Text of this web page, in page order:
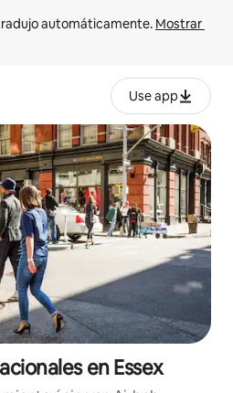
automáticamente. Mostrar
Use app
en Essex